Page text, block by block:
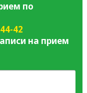
по
42
на прием